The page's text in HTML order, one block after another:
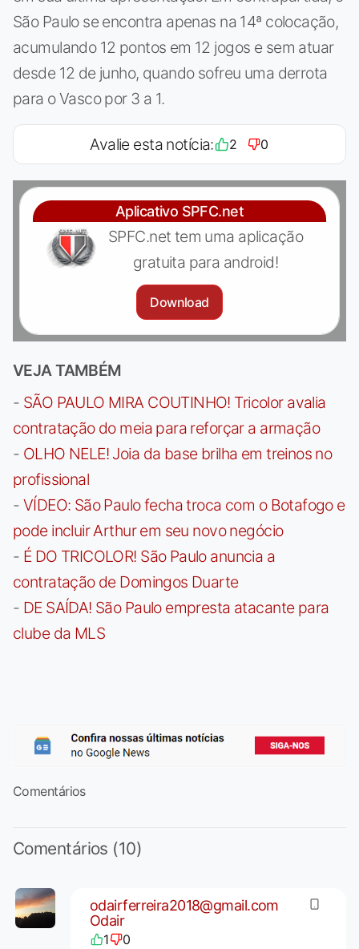
São Paulo se encontra apenas na 14ª colocação,
acumulando 12 pontos em 12 jogos e sem atuar
desde 12 de junho, quando sofreu uma derrota
para o Vasco por 3 a 1.
Avalie esta notícia: 2 0
Aplicativo SPFC.net
SPFC.net tem uma aplicação
gratuita para android!
Download
VEJA TAMBÉM
- SÃO PAULO MIRA COUTINHO! Tricolor avalia
contratação do meia para reforçar a armação
- OLHO NELE! Joia da base brilha em treinos no
profissional
- VÍDEO: São Paulo fecha troca com o Botafogo e
pode incluir Arthur em seu novo negócio
- É DO TRICOLOR! São Paulo anuncia a
contratação de Domingos Duarte
- DE SAÍDA! São Paulo empresta atacante para
clube da MLS
Comentários
Comentários (10)
odairferreira2018@gmail.com
Odair
1 0